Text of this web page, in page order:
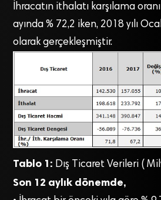
İhracatın ithalatı karşılama
ayında % 72,2 iken, 2018 yılı
olarak gerçekleşmiştir.
Tablo 1: Dış Ticaret Verileri (
Son 12 aylık dönemde,